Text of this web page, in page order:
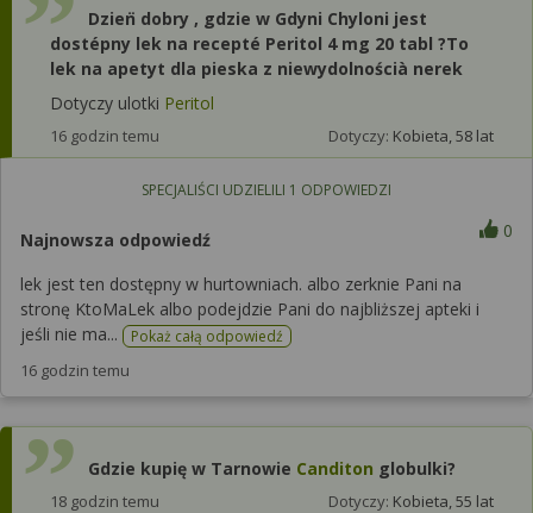
Dzien̈ dobry , gdzie w Gdyni Chyloni jest
dostépny lek na recepté Peritol 4 mg 20 tabl ?To
lek na apetyt dla pieska z niewydolnościà nerek
Dotyczy ulotki Peritol
16 godzin temu Dotyczy: Kobieta, 58 lat
SPECJALIŚCI UDZIELILI 1 ODPOWIEDZI
Najnowsza odpowiedź 0
lek jest ten dostępny w hurtowniach. albo zerknie Pani na
stronę KtoMaLek albo podejdzie Pani do najbliższej apteki i
jeśli nie ma...
Pokaż całą odpowiedź
16 godzin temu
Gdzie kupię w Tarnowie Canditon globulki?
18 godzin temu Dotyczy: Kobieta, 55 lat